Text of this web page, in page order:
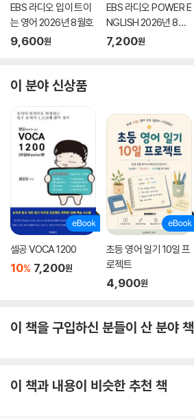
EBS 라디오 입이 트이
는 영어 2026년 8월호
9,600원
EBS 라디오 POWER E
NGLISH 2026년 8월
호
7,200원
이 분야 신상품
셀공 VOCA 1200
10% 7,200원
초등 영어 일기 10일 프
로젝트
4,900원
이 책을 구입하신 분들이 산 분야 책
이 책과 내용이 비슷한 추천 책